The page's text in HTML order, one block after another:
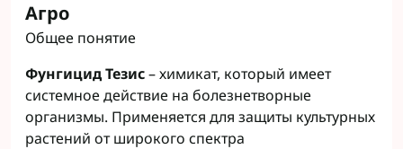
Агро
Общее понятие
Фунгицид Тезис– химикат, который имеет
системное действие на болезнетворные
организмы. Применяется для защиты культурных
растений от широкого спектра